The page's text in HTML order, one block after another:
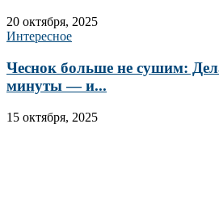
20 октября, 2025
Интересное
Чеснок больше не сушим:
минуты — и...
15 октября, 2025